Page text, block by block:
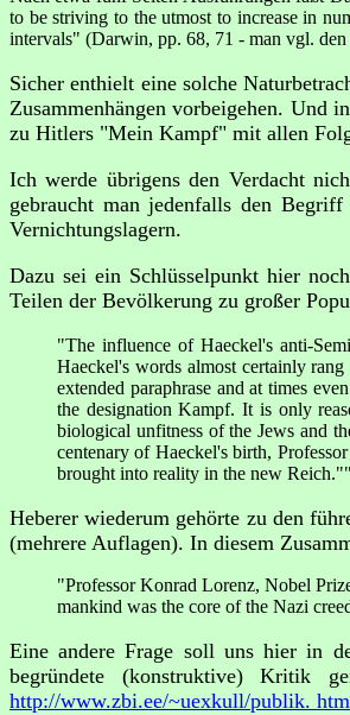
to be striving to the utmost to increase in
intervals" (Darwin, pp. 68, 71 - man vgl. den
Sicher enthielt eine solche
Zusammenhängen vorbeigehen. Und
zu Hitlers "Mein Kampf" mit allen
Ich werde übrigens den Verdacht
gebraucht man jedenfalls den
Vernichtungslagern.
Dazu sei ein Schlüsselpunkt hier
Teilen der Bevölkerung zu großer
"The influence of Haeckel's anti-
Haeckel's words almost certainly
extended paraphrase and at times
the designation Kampf. It is only
biological unfitness of the Jews and
centenary of Haeckel's birth,
brought into reality in the new Reich.""
Heberer wiederum gehörte zu den
(mehrere Auflagen). In diesem
"Professor Konrad Lorenz, Nobel
mankind was the core of the Nazi
Eine andere Frage soll uns hier in
begründete (konstruktive) Kritik
http://www.zbi.ee/~uexkull/publik. htm